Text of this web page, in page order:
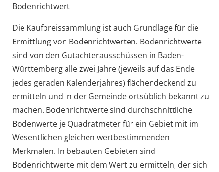
Bodenrichtwert
Die Kaufpreissammlung ist auch Grundlage für die
Ermittlung von Bodenrichtwerten. Bodenrichtwerte
sind von den Gutachterausschüssen in Baden-
Württemberg alle zwei Jahre (jeweils auf das Ende
jedes geraden Kalenderjahres) flächendeckend zu
ermitteln und in der Gemeinde ortsüblich bekannt zu
machen. Bodenrichtwerte sind durchschnittliche
Bodenwerte je Quadratmeter für ein Gebiet mit im
Wesentlichen gleichen wertbestimmenden
Merkmalen. In bebauten Gebieten sind
Bodenrichtwerte mit dem Wert zu ermitteln, der sich